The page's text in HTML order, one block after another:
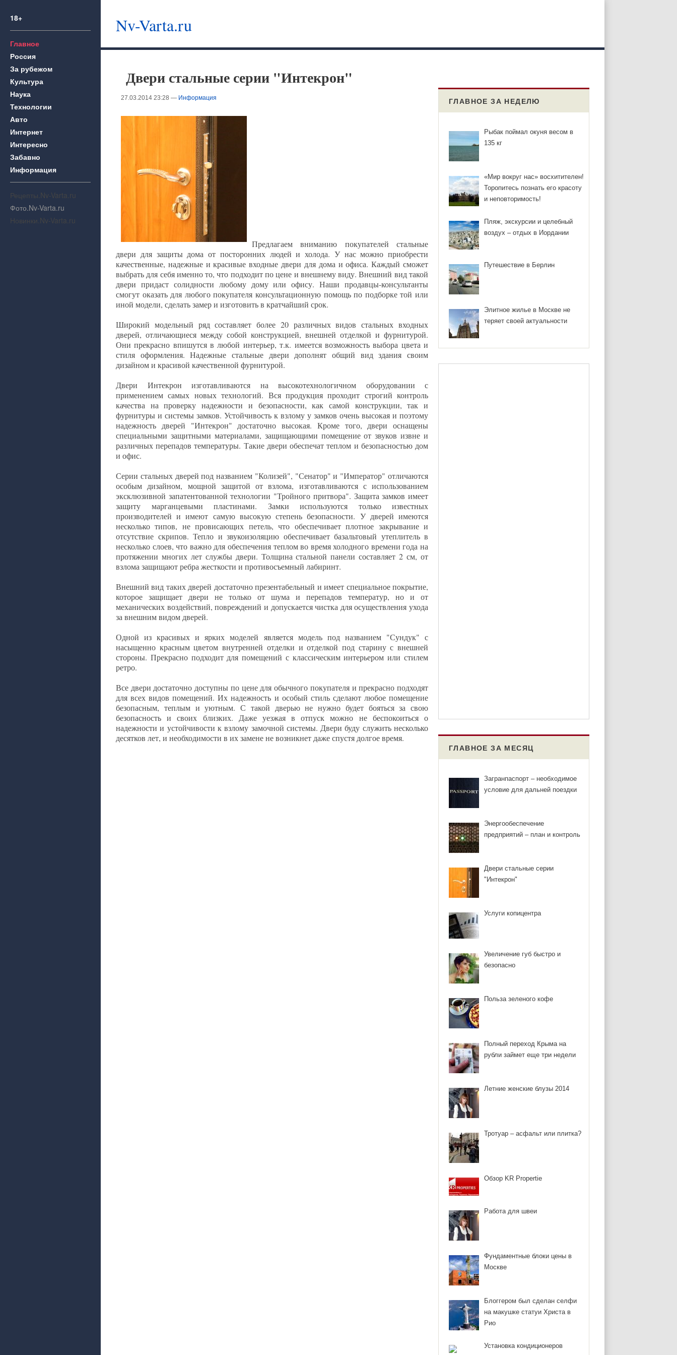
18+
Главное
Россия
За рубежом
Культура
Наука
Технологии
Авто
Интернет
Интересно
Забавно
Информация
Рецепты.Nv-Varta.ru
Фото.Nv-Varta.ru
Новинки.Nv-Varta.ru
Nv-Varta.ru
Двери стальные серии "Интекрон"
27.03.2014 23:28 — Информация
Предлагаем вниманию покупателей стальные
двери для защиты дома от посторонних людей и холода. У нас можно приобрести
качественные, надежные и красивые входные двери для дома и офиса. Каждый сможет
выбрать для себя именно то, что подходит по цене и внешнему виду. Внешний вид такой
двери придаст солидности любому дому или офису. Наши продавцы-консультанты
смогут оказать для любого покупателя консультационную помощь по подборке той или
иной модели, сделать замер и изготовить в кратчайший срок.
Широкий модельный ряд составляет более 20 различных видов стальных входных
дверей, отличающиеся между собой конструкцией, внешней отделкой и фурнитурой.
Они прекрасно впишутся в любой интерьер, т.к. имеется возможность выбора цвета и
стиля оформления. Надежные стальные двери дополнят общий вид здания своим
дизайном и красивой качественной фурнитурой.
Двери Интекрон изготавливаются на высокотехнологичном оборудовании с
применением самых новых технологий. Вся продукция проходит строгий контроль
качества на проверку надежности и безопасности, как самой конструкции, так и
фурнитуры и системы замков. Устойчивость к взлому у замков очень высокая и поэтому
надежность дверей "Интекрон" достаточно высокая. Кроме того, двери оснащены
специальными защитными материалами, защищающими помещение от звуков извне и
различных перепадов температуры. Такие двери обеспечат теплом и безопасностью дом
и офис.
Серии стальных дверей под названием "Колизей", "Сенатор" и "Император" отличаются
особым дизайном, мощной защитой от взлома, изготавливаются с использованием
эксклюзивной запатентованной технологии "Тройного притвора". Защита замков имеет
защиту марганцевыми пластинами. Замки используются только известных
производителей и имеют самую высокую степень безопасности. У дверей имеются
несколько типов, не провисающих петель, что обеспечивает плотное закрывание и
отсутствие скрипов. Тепло и звукоизоляцию обеспечивает базальтовый утеплитель в
несколько слоев, что важно для обеспечения теплом во время холодного времени года на
протяжении многих лет службы двери. Толщина стальной панели составляет 2 см, от
взлома защищают ребра жесткости и противосъемный лабиринт.
Внешний вид таких дверей достаточно презентабельный и имеет специальное покрытие,
которое защищает двери не только от шума и перепадов температур, но и от
механических воздействий, повреждений и допускается чистка для осуществления ухода
за внешним видом дверей.
Одной из красивых и ярких моделей является модель под названием "Сундук" с
насыщенно красным цветом внутренней отделки и отделкой под старину с внешней
стороны. Прекрасно подходит для помещений с классическим интерьером или стилем
ретро.
Все двери достаточно доступны по цене для обычного покупателя и прекрасно подходят
для всех видов помещений. Их надежность и особый стиль сделают любое помещение
безопасным, теплым и уютным. С такой дверью не нужно будет бояться за свою
безопасность и своих близких. Даже уезжая в отпуск можно не беспокоиться о
надежности и устойчивости к взлому замочной системы. Двери буду служить несколько
десятков лет, и необходимости в их замене не возникнет даже спустя долгое время.
ГЛАВНОЕ ЗА НЕДЕЛЮ
Рыбак поймал окуня весом в
135 кг
«Мир вокруг нас» восхитителен!
Торопитесь познать его красоту
и неповторимость!
Пляж, экскурсии и целебный
воздух – отдых в Иордании
Путешествие в Берлин
Элитное жилье в Москве не
теряет своей актуальности
ГЛАВНОЕ ЗА МЕСЯЦ
Загранпаспорт – необходимое
условие для дальней поездки
Энергообеспечение
предприятий – план и контроль
Двери стальные серии
"Интекрон"
Услуги копицентра
Увеличение губ быстро и
безопасно
Польза зеленого кофе
Полный переход Крыма на
рубли займет еще три недели
Летние женские блузы 2014
Тротуар – асфальт или плитка?
Обзор KR Propertie
Работа для швеи
Фундаментные блоки цены в
Москве
Блоггером был сделан селфи
на макушке статуи Христа в
Рио
Установка кондиционеров